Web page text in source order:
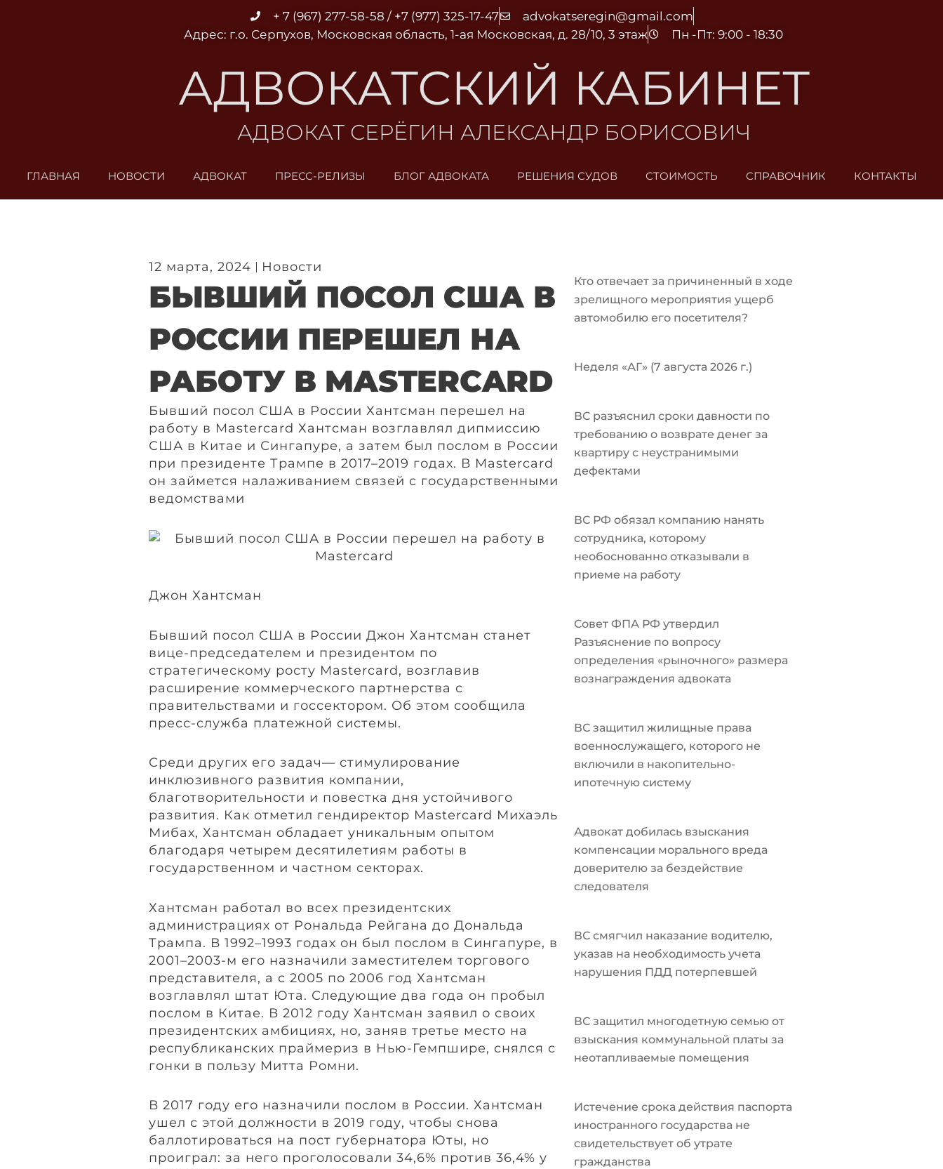
+ 7 (967) 277-58-58 / +7 (977) 325-17-47
advokatseregin@gmail.com
Адрес: г.о. Серпухов, Московская область, 1-ая Московская, д. 28/10, 3 этаж
Пн -Пт: 9:00 - 18:30
АДВОКАТСКИЙ КАБИНЕТ
АДВОКАТ СЕРЁГИН АЛЕКСАНДР БОРИСОВИЧ
ГЛАВНАЯ НОВОСТИ АДВОКАТ ПРЕСС-РЕЛИЗЫ БЛОГ АДВОКАТА РЕШЕНИЯ СУДОВ СТОИМОСТЬ СПРАВОЧНИК КОНТАКТЫ
12 марта, 2024 Новости
БЫВШИЙ ПОСОЛ США В
РОССИИ ПЕРЕШЕЛ НА
РАБОТУ В MASTERCARD
Бывший посол США в России Хантсман перешел на
работу в Mastercard Хантсман возглавлял дипмиссию
США в Китае и Сингапуре, а затем был послом в России
при президенте Трампе в 2017–2019 годах. В Mastercard
он займется налаживанием связей с государственными
ведомствами
Джон Хантсман
Бывший посол США в России Джон Хантсман станет
вице-председателем и президентом по
стратегическому росту Mastercard, возглавив
расширение коммерческого партнерства с
правительствами и госсектором. Об этом сообщила
пресс-служба платежной системы.
Среди других его задач— стимулирование
инклюзивного развития компании,
благотворительности и повестка дня устойчивого
развития. Как отметил гендиректор Mastercard Михаэль
Мибах, Хантсман обладает уникальным опытом
благодаря четырем десятилетиям работы в
государственном и частном секторах.
Хантсман работал во всех президентских
администрациях от Рональда Рейгана до Дональда
Трампа. В 1992–1993 годах он был послом в Сингапуре, в
2001–2003-м его назначили заместителем торгового
представителя, а с 2005 по 2006 год Хантсман
возглавлял штат Юта. Следующие два года он пробыл
послом в Китае. В 2012 году Хантсман заявил о своих
президентских амбициях, но, заняв третье место на
республиканских праймериз в Нью-Гемпшире, снялся с
гонки в пользу Митта Ромни.
В 2017 году его назначили послом в России. Хантсман
ушел с этой должности в 2019 году, чтобы снова
баллотироваться на пост губернатора Юты, но
проиграл: за него проголосовали 34,6% против 36,4% у
Кто отвечает за причиненный в ходе
зрелищного мероприятия ущерб
автомобилю его посетителя?
Неделя «АГ» (7 августа 2026 г.)
ВС разъяснил сроки давности по
требованию о возврате денег за
квартиру с неустранимыми
дефектами
ВС РФ обязал компанию нанять
сотрудника, которому
необоснованно отказывали в
приеме на работу
Совет ФПА РФ утвердил
Разъяснение по вопросу
определения «рыночного» размера
вознаграждения адвоката
ВС защитил жилищные права
военнослужащего, которого не
включили в накопительно-
ипотечную систему
Адвокат добилась взыскания
компенсации морального вреда
доверителю за бездействие
следователя
ВС смягчил наказание водителю,
указав на необходимость учета
нарушения ПДД потерпевшей
ВС защитил многодетную семью от
взыскания коммунальной платы за
неотапливаемые помещения
Истечение срока действия паспорта
иностранного государства не
свидетельствует об утрате
гражданства